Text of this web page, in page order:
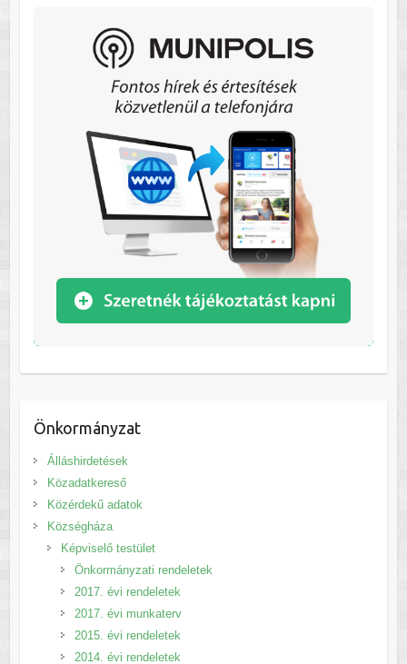
Önkormányzat
Álláshirdetések
Közadatkereső
Közérdekű adatok
Községháza
Képviselő testület
Önkormányzati rendeletek
2017. évi rendeletek
2017. évi munkaterv
2015. évi rendeletek
2014. évi rendeletek